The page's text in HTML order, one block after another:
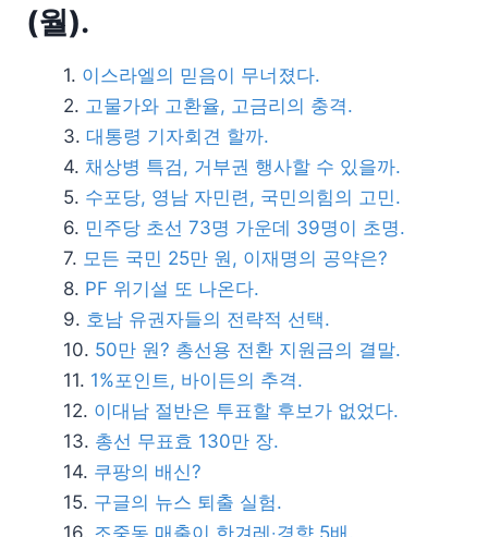
(월).
이스라엘의 믿음이 무너졌다.
고물가와 고환율, 고금리의 충격.
대통령 기자회견 할까.
채상병 특검, 거부권 행사할 수 있을까.
수포당, 영남 자민련, 국민의힘의 고민.
민주당 초선 73명 가운데 39명이 초명.
모든 국민 25만 원, 이재명의 공약은?
PF 위기설 또 나온다.
호남 유권자들의 전략적 선택.
50만 원? 총선용 전환 지원금의 결말.
1%포인트, 바이든의 추격.
이대남 절반은 투표할 후보가 없었다.
총선 무표효 130만 장.
쿠팡의 배신?
구글의 뉴스 퇴출 실험.
조중동 매출이 한겨레‧경향 5배.